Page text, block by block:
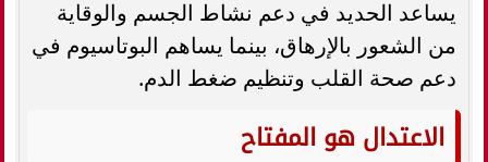
يساعد الحديد في دعم نشاط الجسم والوقاية
من الشعور بالإرهاق، بينما يساهم البوتاسيوم في
دعم صحة القلب وتنظيم ضغط الدم.
الاعتدال هو المفتاح